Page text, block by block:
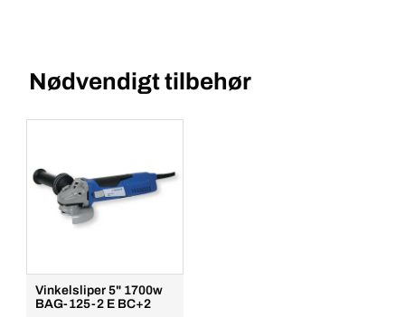
Nødvendigt tilbehør
Vinkelsliper 5" 1700w
BAG-125-2 E BC+2